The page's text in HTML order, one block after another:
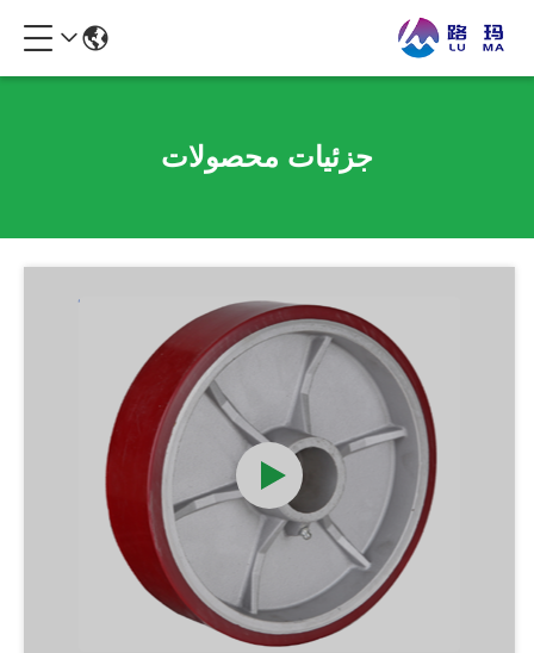
جزئیات محصولات